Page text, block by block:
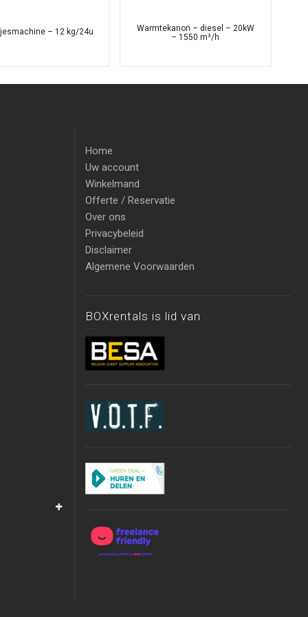
– 12 kg/24u
Warmtekanon – diesel – 20kW
– 1550 m³/h
Home
Uw account
Winkelmand
Offerte / Reservatie
Over ons
Privacybeleid
Disclaimer
Algemene Voorwaarden
BOXrentals is lid van